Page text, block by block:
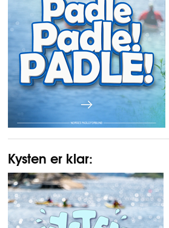
Kysten er klar: